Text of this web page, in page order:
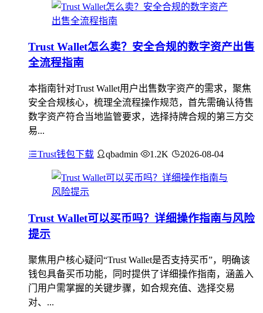
Trust Wallet怎么卖？安全合规的数字资产出售
全流程指南
本指南针对Trust Wallet用户出售数字资产的需求，聚焦
安全合规核心，梳理全流程操作规范，首先需确认待售
数字资产符合当地监管要求，选择持牌合规的第三方交
易...
Trust钱包下载 qbadmin 1.2K 2026-08-04
Trust Wallet可以买币吗？详细操作指南与风险
提示
聚焦用户核心疑问“Trust Wallet是否支持买币”，明确该
钱包具备买币功能，同时提供了详细操作指南，涵盖入
门用户需掌握的关键步骤，如合规充值、选择交易
对、...